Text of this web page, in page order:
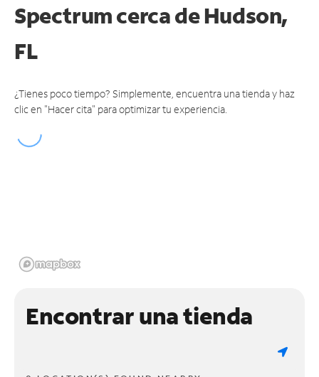
Spectrum cerca deHudson,
FL
¿Tienes poco tiempo? Simplemente, encuentra una tienda y haz
clic en "Hacer cita" para optimizar tu experiencia.
Encontrar una tienda